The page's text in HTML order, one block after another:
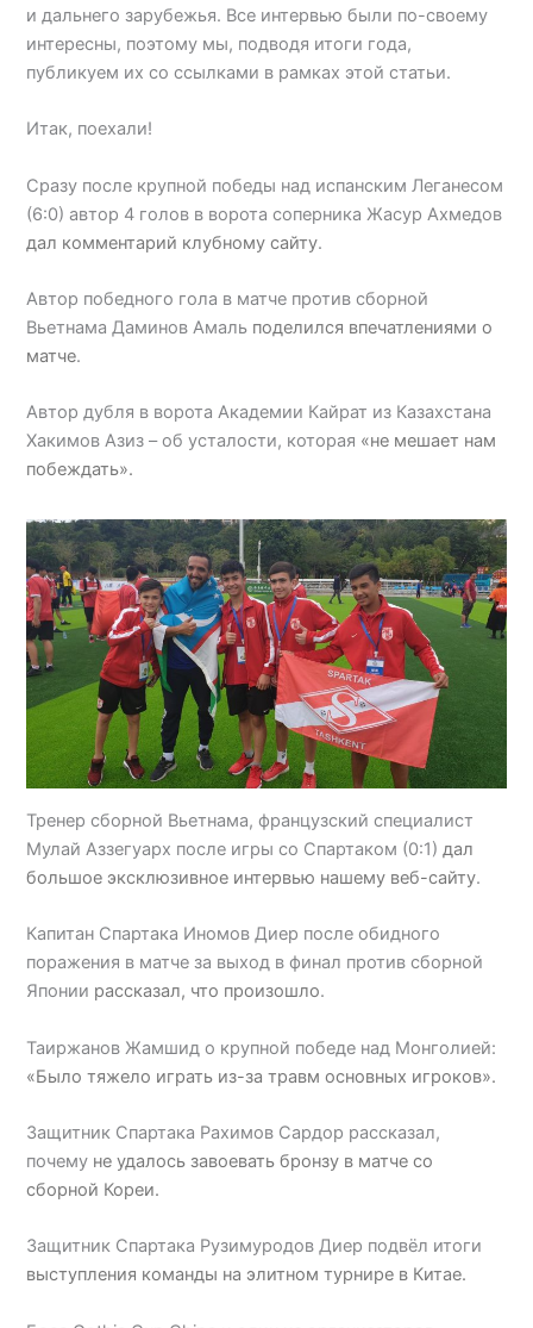
и дальнего зарубежья. Все интервью были по-своему
интересны, поэтому мы, подводя итоги года,
публикуем их со ссылками в рамках этой статьи.
Итак, поехали!
Сразу после крупной победы над испанским Леганесом
(6:0) автор 4 голов в ворота соперника Жасур Ахмедов
дал комментарий клубному сайту.
Автор победного гола в матче против сборной
Вьетнама Даминов Амаль поделился впечатлениями о
матче.
Автор дубля в ворота Академии Кайрат из Казахстана
Хакимов Азиз – об усталости, которая «не мешает нам
побеждать».
Тренер сборной Вьетнама, французский специалист
Мулай Аззегуарх после игры со Спартаком (0:1)дал
большое эксклюзивное интервью нашему веб-сайту.
Капитан Спартака Иномов Диер после обидного
поражения в матче за выход в финал против сборной
Японии рассказал, что произошло.
Таиржанов Жамшид о крупной победе над Монголией:
«Было тяжело играть из-за травм основных игроков».
Защитник Спартака Рахимов Сардор рассказал,
почему не удалось завоевать бронзу в матче со
сборной Кореи.
Защитник Спартака Рузимуродов Диер подвёл итоги
выступления команды на элитном турнире в Китае.